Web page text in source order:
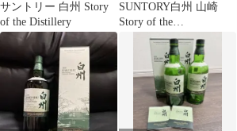
サントリー 白州 Story
of the Distillery
SUNTORY白州 山崎
Story of the
Distillery2024